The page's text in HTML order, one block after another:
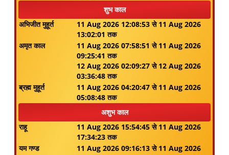
शुभ काल
अभिजीत मुहूर्त
11 Aug 2026 12:08:53 से 11 Aug 2026
13:02:01 तक
अमृत काल
11 Aug 2026 07:58:51 से 11 Aug 2026
09:25:41 तक
12 Aug 2026 02:09:27 से 12 Aug 2026
03:36:48 तक
ब्रह्म मुहूर्त
11 Aug 2026 04:20:47 से 11 Aug 2026
05:08:48 तक
अशुभ काल
राहू
11 Aug 2026 15:54:45 से 11 Aug 2026
17:34:23 तक
यम गण्ड
11 Aug 2026 09:16:13 से 11 Aug 2026